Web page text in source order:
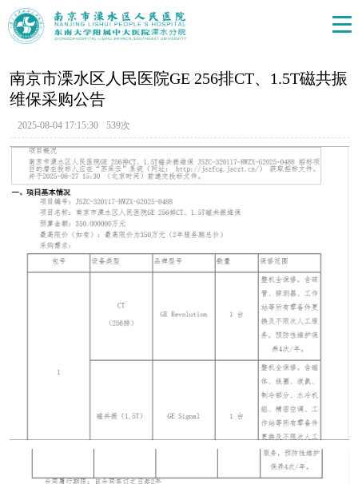
南京市溧水区人民医院GE 256排CT、1.5T磁共振
维保采购公告
2025-08-04 17:15:30 539次